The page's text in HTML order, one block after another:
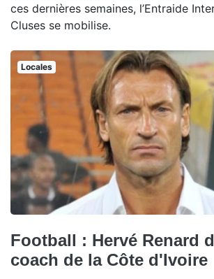
ces dernières semaines, l’Entraide
Cluses se mobilise.
Locales
Football : Hervé Renard
coach de la Côte d'Ivoire